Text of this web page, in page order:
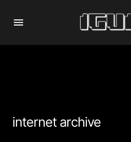
internet archive